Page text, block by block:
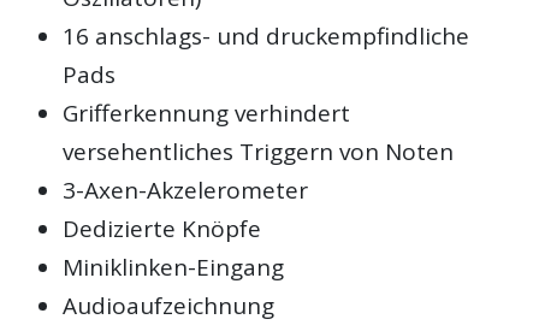
16 anschlags- und druckempfindliche
Pads
Grifferkennung verhindert
versehentliches Triggern von Noten
3-Axen-Akzelerometer
Dedizierte Knöpfe
Miniklinken-Eingang
Audioaufzeichnung